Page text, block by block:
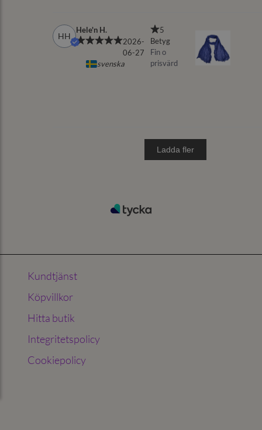
Kundtjänst
Köpvillkor
Hitta butik
Integritetspolicy
Cookiepolicy